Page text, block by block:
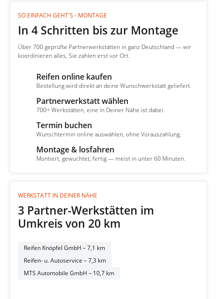
SO EINFACH GEHT'S - MONTAGE
In 4 Schritten bis zur Montage
Über 700 geprüfte Partnerwerkstätten in ganz Deutschland — wir
koordinieren alles, Sie zahlen erst vor Ort.
Reifen online kaufen
Bestellung wird direkt an deine Wunschwerkstatt geliefert.
Partnerwerkstatt wählen
700+ Werkstätten, eine in Deiner Nähe ist dabei.
Termin buchen
Wunschtermin online auswählen, ohne Vorauszahlung.
Montage & losfahren
Montiert, gewuchtet, fertig — meist in unter 60 Minuten.
WERKSTATT IN DEINER NÄHE
3 Partner-Werkstätten im
Umkreis von 20 km
Reifen Knöpfel GmbH – 7,1 km
Reifen- u. Autoservice – 7,3 km
MTS Automobile GmbH – 10,7 km